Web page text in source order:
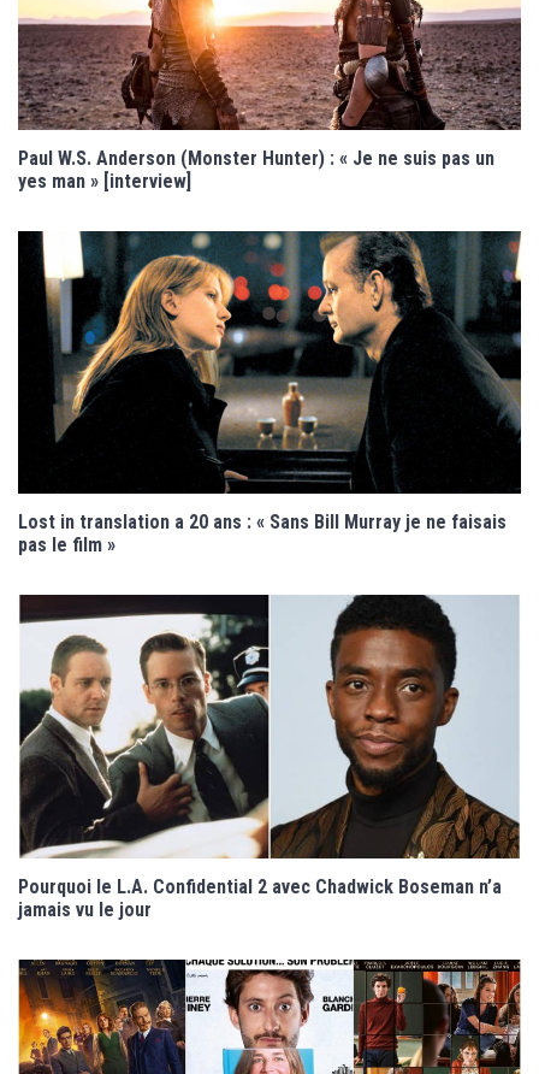
Paul W.S. Anderson (Monster Hunter) : « Je ne suis pas un
yes man » [interview]
Lost in translation a 20 ans : « Sans Bill Murray je ne faisais
pas le film »
Pourquoi le L.A. Confidential 2 avec Chadwick Boseman n’a
jamais vu le jour